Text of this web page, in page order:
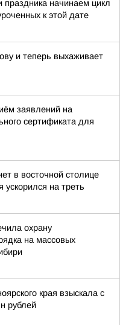
начинаем цикл
к этой дате
и теперь выхаживает
заявлений на
сертификата для
в восточной столице
ускорился на треть
охрану
на массовых
края взыскала с
рублей